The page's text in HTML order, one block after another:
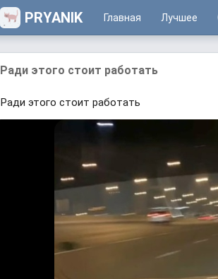
PRYANIK Главная Лучшее
Ради этого стоит работать
Ради этого стоит работать